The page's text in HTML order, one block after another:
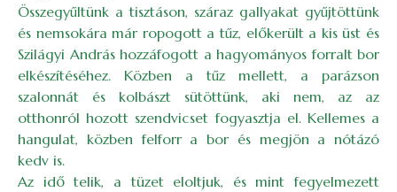
Összegyűltünk a tisztáson, száraz gallyakat gyűjtöttünk
és nemsokára már ropogott a tűz, előkerült a kis üst és
Szilágyi András hozzáfogott a hagyományos forralt bor
elkészítéséhez. Közben a tűz mellett, a parázson
szalonnát és kolbászt sütöttünk, aki nem, az az
otthonról hozott szendvicset fogyasztja el. Kellemes a
hangulat, közben felforr a bor és megjön a nótázó
kedv is.
Az idő telik, a tüzet eloltjuk, és mint fegyelmezett